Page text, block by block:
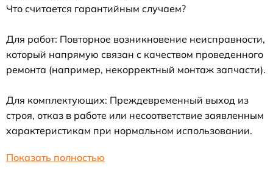
Что считается гарантийным случаем?
Для работ: Повторное возникновение неисправности,
который напрямую связан с качеством проведенного
ремонта (например, некорректный монтаж запчасти).
Для комплектующих: Преждевременный выход из
строя, отказ в работе или несоответствие заявленным
характеристикам при нормальном использовании.
Показать полностью